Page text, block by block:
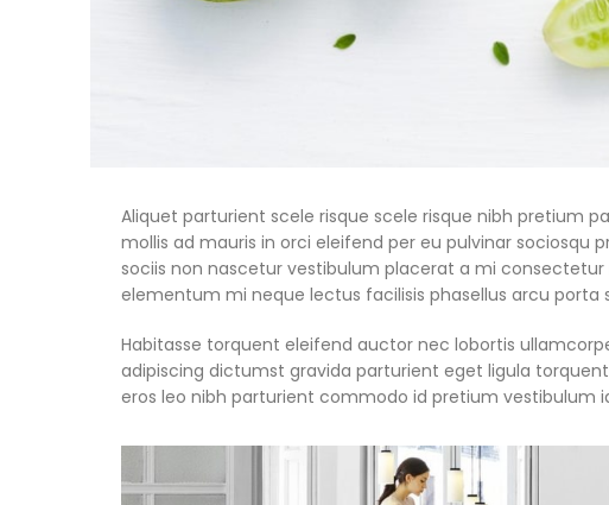
Aliquet parturient scele risque scele risque nibh pretium
mollis ad mauris in orci eleifend per eu pulvinar
sociis non nascetur vestibulum placerat a mi
elementum mi neque lectus facilisis phasellus arcu porta
Habitasse torquent eleifend auctor nec lobortis
adipiscing dictumst gravida parturient eget ligula
eros leo nibh parturient commodo id pretium vestibulum